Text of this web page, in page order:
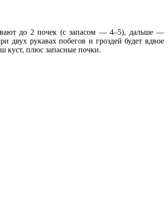
до 2 почек (с запасом — 4–5), дальше —
двух рукавах побегов и гроздей будет вдвое
куст, плюс запасные почки.